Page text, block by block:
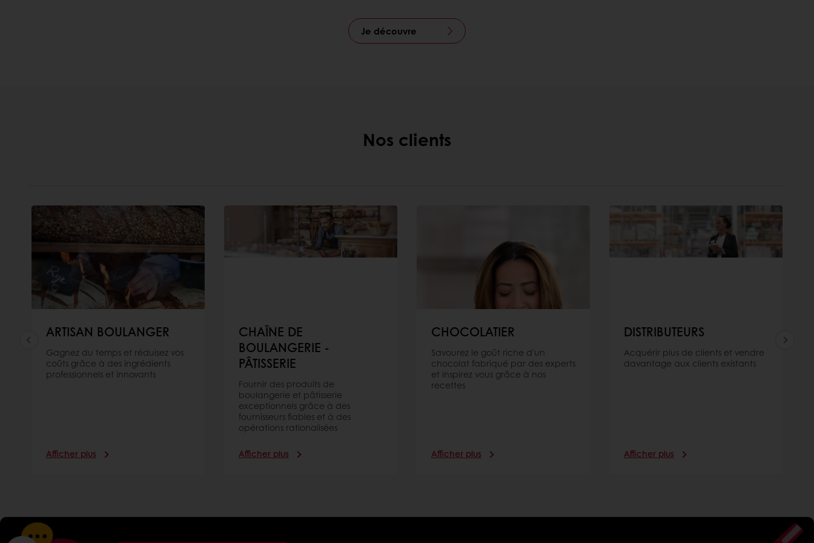
Je découvre
Nos clients
ARTISAN BOULANGER
Gagnez du temps et réduisez vos
coûts grâce à des ingrédients
professionnels et innovants
Afficher plus
CHAÎNE DE
BOULANGERIE -
PÂTISSERIE
Fournir des produits de
boulangerie et pâtisserie
exceptionnels grâce à des
fournisseurs fiables et à des
opérations rationalisées
Afficher plus
CHOCOLATIER
Savourez le goût riche d'un
chocolat fabriqué par des experts
et inspirez vous grâce à nos
recettes
Afficher plus
DISTRIBUTEURS
Acquérir plus de clients et vendre
davantage aux clients existants
Afficher plus